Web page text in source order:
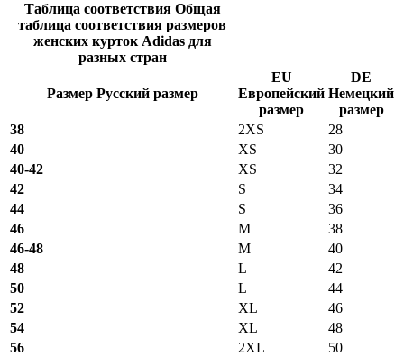
Таблица соответствия Общая
таблица соответствия размеров
женских курток Adidas для
разных стран
Размер Русский размер
EU
Европейский
размер
DE
Немецкий
размер
38
2XS
28
40
XS
30
40-42
XS
32
42
S
34
44
S
36
46
M
38
46-48
M
40
48
L
42
50
L
44
52
XL
46
54
XL
48
56
2XL
50